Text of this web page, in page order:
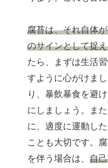
腐苔は、それ自体
のサインとして捉
たら、まずは生活
すように心がけま
り、暴飲暴食を避
にしましょう。ま
に、適度に運動し
ことも大切です。
を伴う場合は、 自